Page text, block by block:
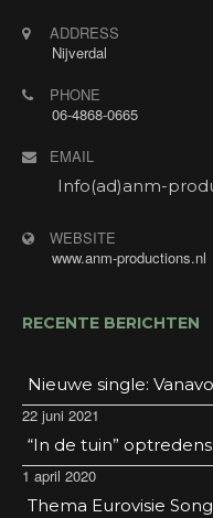
ADDRESS
Nijverdal
PHONE
06-4868-0665
EMAIL
Info(ad)anm-
WEBSITE
www.anm-productions.nl
RECENTE BERICHTEN
Nieuwe single:
22 juni 2021
“In de tuin”
1 april 2020
Thema Eurovisie